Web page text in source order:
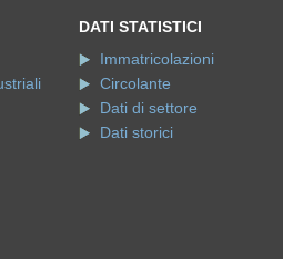
DATI STATISTICI
Immatricolazioni
Circolante
Dati di settore
Dati storici